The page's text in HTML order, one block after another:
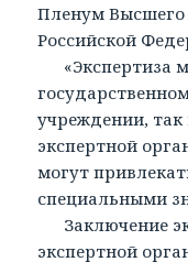
Пленум
Российской
«Экспертиза
учреждении, так
экспертной
могут
специальными
Заключение
экспертной